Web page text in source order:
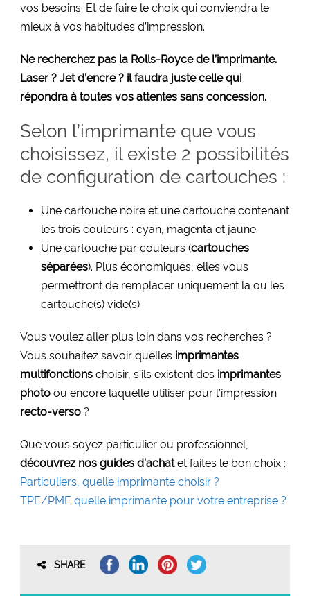
vos besoins. Et de faire le choix qui conviendra le
mieux à vos habitudes d’impression.
Ne recherchez pas la Rolls-Royce de l’imprimante.
Laser ? Jet d’encre ? il faudra juste celle qui
répondra à toutes vos attentes sans concession.
Selon l’imprimante que vous
choisissez, il existe 2 possibilités
de configuration de cartouches :
Une cartouche noire et une cartouche contenant
les trois couleurs : cyan, magenta et jaune
Une cartouche par couleurs (cartouches
séparées). Plus économiques, elles vous
permettront de remplacer uniquement la ou les
cartouche(s) vide(s)
Vous voulez aller plus loin dans vos recherches ?
Vous souhaitez savoir quelles imprimantes
multifonctions choisir, s’ils existent des imprimantes
photo ou encore laquelle utiliser pour l’impression
recto-verso ?
Que vous soyez particulier ou professionnel,
découvrez nos guides d’achatet faites le bon choix :
Particuliers, quelle imprimante choisir ?
TPE/PME quelle imprimante pour votre entreprise ?
SHARE